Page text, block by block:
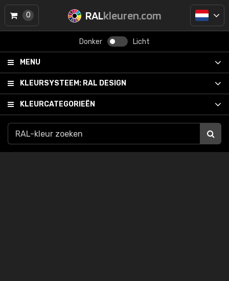
RALkleuren.com
Donker Licht
MENU
KLEURSYSTEEM: RAL DESIGN
KLEURCATEGORIEËN
0